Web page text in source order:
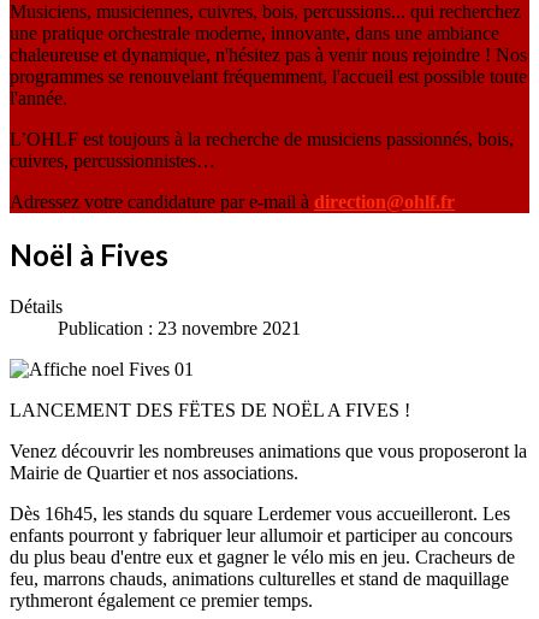
Musiciens, musiciennes, cuivres, bois, percussions... qui recherchez
une pratique orchestrale moderne, innovante, dans une ambiance
chaleureuse et dynamique, n'hésitez pas à venir nous rejoindre ! Nos
programmes se renouvelant fréquemment, l'accueil est possible toute
l'année.
L’OHLF est toujours à la recherche de musiciens passionnés, bois,
cuivres, percussionnistes…
Adressez votre candidature par e-mail à direction@ohlf.fr
Noël à Fives
Détails
Publication : 23 novembre 2021
LANCEMENT DES FËTES DE NOËL A FIVES !
Venez découvrir les nombreuses animations que vous proposeront la
Mairie de Quartier et nos associations.
Dès 16h45, les stands du square Lerdemer vous accueilleront. Les
enfants pourront y fabriquer leur allumoir et participer au concours
du plus beau d'entre eux et gagner le vélo mis en jeu. Cracheurs de
feu, marrons chauds, animations culturelles et stand de maquillage
rythmeront également ce premier temps.